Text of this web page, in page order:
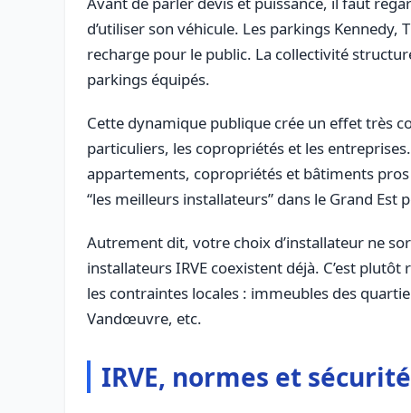
d’utiliser son véhicule. Les parkings
recharge pour le public. La collectivité
parkings équipés.
Cette dynamique publique crée un effet très
particuliers, les copropriétés et les
appartements, copropriétés et bâtiments
“les meilleurs installateurs” dans le Grand Est
Autrement dit, votre choix d’installateur ne
installateurs IRVE coexistent déjà. C’est
les contraintes locales : immeubles des
Vandœuvre, etc.
IRVE, normes et